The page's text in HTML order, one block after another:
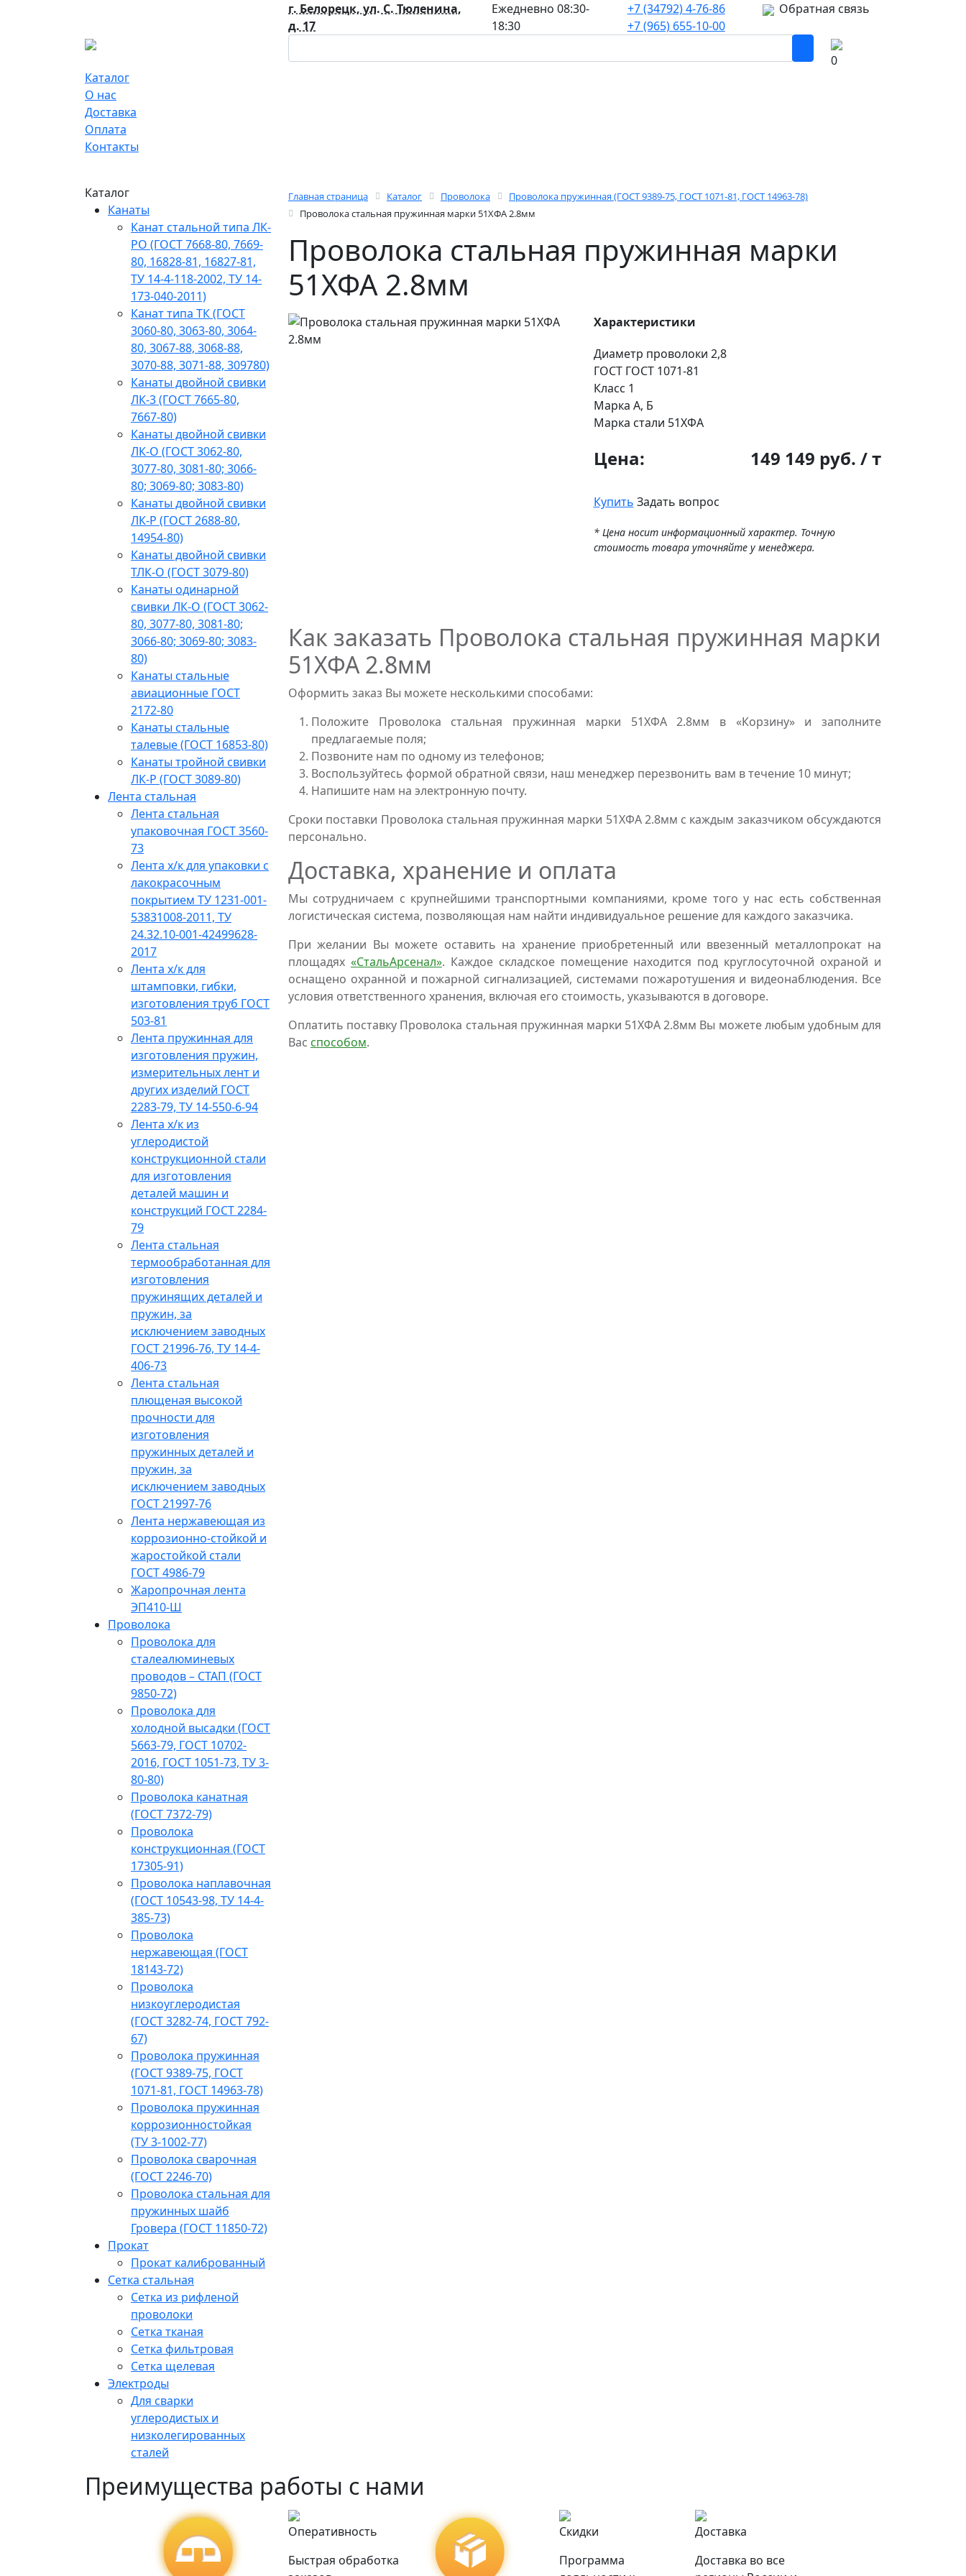
г. Белорецк, ул. С. Тюленина,
д. 17
Ежедневно 08:30-
18:30
+7 (34792) 4-76-86
+7 (965) 655-10-00
Обратная связь
0
Каталог
О нас
Доставка
Оплата
Контакты
Каталог
Канаты
Канат стальной типа ЛК-
РО (ГОСТ 7668-80, 7669-
80, 16828-81, 16827-81,
ТУ 14-4-118-2002, ТУ 14-
173-040-2011)
Канат типа ТК (ГОСТ
3060-80, 3063-80, 3064-
80, 3067-88, 3068-88,
3070-88, 3071-88, 309780)
Канаты двойной свивки
ЛК-3 (ГОСТ 7665-80,
7667-80)
Канаты двойной свивки
ЛК-О (ГОСТ 3062-80,
3077-80, 3081-80; 3066-
80; 3069-80; 3083-80)
Канаты двойной свивки
ЛК-Р (ГОСТ 2688-80,
14954-80)
Канаты двойной свивки
ТЛК-О (ГОСТ 3079-80)
Канаты одинарной
свивки ЛК-О (ГОСТ 3062-
80, 3077-80, 3081-80;
3066-80; 3069-80; 3083-
80)
Канаты стальные
авиационные ГОСТ
2172-80
Канаты стальные
талевые (ГОСТ 16853-80)
Канаты тройной свивки
ЛК-Р (ГОСТ 3089-80)
Лента стальная
Лента стальная
упаковочная ГОСТ 3560-
73
Лента х/к для упаковки с
лакокрасочным
покрытием ТУ 1231-001-
53831008-2011, ТУ
24.32.10-001-42499628-
2017
Лента х/к для
штамповки, гибки,
изготовления труб ГОСТ
503-81
Лента пружинная для
изготовления пружин,
измерительных лент и
других изделий ГОСТ
2283-79, ТУ 14-550-6-94
Лента х/к из
углеродистой
конструкционной стали
для изготовления
деталей машин и
конструкций ГОСТ 2284-
79
Лента стальная
термообработанная для
изготовления
пружинящих деталей и
пружин, за
исключением заводных
ГОСТ 21996-76, ТУ 14-4-
406-73
Лента стальная
плющеная высокой
прочности для
изготовления
пружинных деталей и
пружин, за
исключением заводных
ГОСТ 21997-76
Лента нержавеющая из
коррозионно-стойкой и
жаростойкой стали
ГОСТ 4986-79
Жаропрочная лента
ЭП410-Ш
Проволока
Проволока для
сталеалюминевых
проводов – СТАП (ГОСТ
9850-72)
Проволока для
холодной высадки (ГОСТ
5663-79, ГОСТ 10702-
2016, ГОСТ 1051-73, ТУ 3-
80-80)
Проволока канатная
(ГОСТ 7372-79)
Проволока
конструкционная (ГОСТ
17305-91)
Проволока наплавочная
(ГОСТ 10543-98, ТУ 14-4-
385-73)
Проволока
нержавеющая (ГОСТ
18143-72)
Проволока
низкоуглеродистая
(ГОСТ 3282-74, ГОСТ 792-
67)
Проволока пружинная
(ГОСТ 9389-75, ГОСТ
1071-81, ГОСТ 14963-78)
Проволока пружинная
коррозионностойкая
(ТУ 3-1002-77)
Проволока сварочная
(ГОСТ 2246-70)
Проволока стальная для
пружинных шайб
Гровера (ГОСТ 11850-72)
Прокат
Прокат калиброванный
Сетка стальная
Сетка из рифленой
проволоки
Сетка тканая
Сетка фильтровая
Сетка щелевая
Электроды
Для сварки
углеродистых и
низколегированных
сталей
Главная страница Каталог Проволока
Проволока пружинная (ГОСТ 9389-75, ГОСТ 1071-81, ГОСТ 14963-78)
Проволока стальная пружинная марки 51ХФА 2.8мм
Проволока стальная пружинная марки
51ХФА 2.8мм
Характеристики
Диаметр проволоки 2,8
ГОСТ ГОСТ 1071-81
Класс 1
Марка А, Б
Марка стали 51ХФА
Цена: 149 149 руб. / т
Купить Задать вопрос
* Цена носит информационный характер. Точную
стоимость товара уточняйте у менеджера.
Как заказать Проволока стальная пружинная марки
51ХФА 2.8мм
Оформить заказ Вы можете несколькими способами:
Положите Проволока стальная пружинная марки 51ХФА 2.8мм в «Корзину» и заполните
предлагаемые поля;
Позвоните нам по одному из телефонов;
Воспользуйтесь формой обратной связи, наш менеджер перезвонить вам в течение 10 минут;
Напишите нам на электронную почту.
Сроки поставки Проволока стальная пружинная марки 51ХФА 2.8мм с каждым заказчиком обсуждаются
персонально.
Доставка, хранение и оплата
Мы сотрудничаем с крупнейшими транспортными компаниями, кроме того у нас есть собственная
логистическая система, позволяющая нам найти индивидуальное решение для каждого заказчика.
При желании Вы можете оставить на хранение приобретенный или ввезенный металлопрокат на
площадях «СтальАрсенал». Каждое складское помещение находится под круглосуточной охраной и
оснащено охранной и пожарной сигнализацией, системами пожаротушения и видеонаблюдения. Все
условия ответственного хранения, включая его стоимость, указываются в договоре.
Оплатить поставку Проволока стальная пружинная марки 51ХФА 2.8мм Вы можете любым удобным для
Вас способом.
Преимущества работы с нами
Оперативность
Быстрая обработка
Скидки
Программа
Доставка
Доставка во все